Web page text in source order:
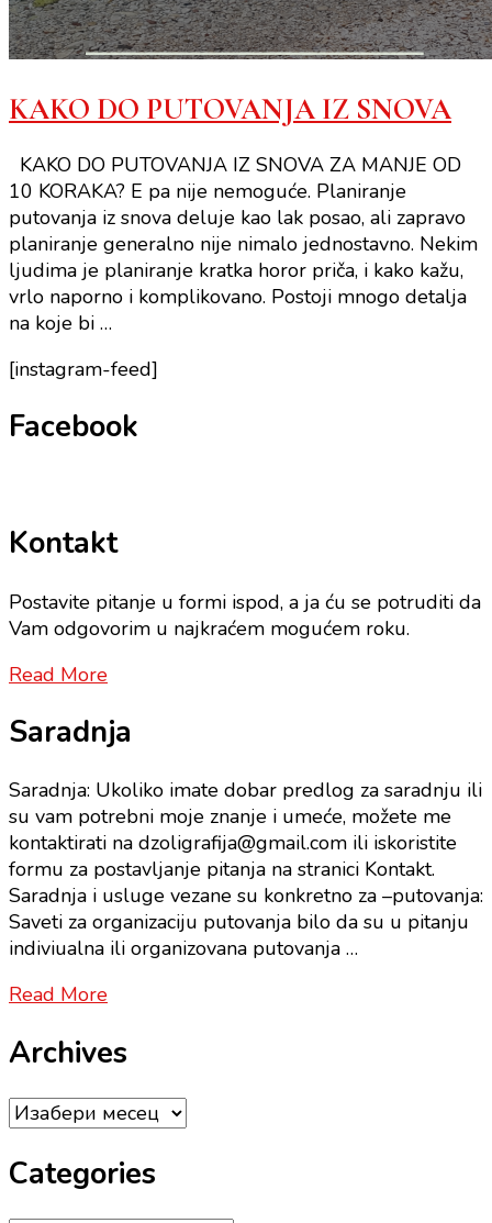
KAKO DO PUTOVANJA IZ SNOVA
KAKO DO PUTOVANJA IZ SNOVA ZA MANJE OD
10 KORAKA? E pa nije nemoguće. Planiranje
putovanja iz snova deluje kao lak posao, ali zapravo
planiranje generalno nije nimalo jednostavno. Nekim
ljudima je planiranje kratka horor priča, i kako kažu,
vrlo naporno i komplikovano. Postoji mnogo detalja
na koje bi …
[instagram-feed]
Facebook
Kontakt
Postavite pitanje u formi ispod, a ja ću se potruditi da
Vam odgovorim u najkraćem mogućem roku.
Read More
Saradnja
Saradnja: Ukoliko imate dobar predlog za saradnju ili
su vam potrebni moje znanje i umeće, možete me
kontaktirati na dzoligrafija@gmail.com ili iskoristite
formu za postavljanje pitanja na stranici Kontakt.
Saradnja i usluge vezane su konkretno za –putovanja:
Saveti za organizaciju putovanja bilo da su u pitanju
indiviualna ili organizovana putovanja …
Read More
Archives
Archives
Categories